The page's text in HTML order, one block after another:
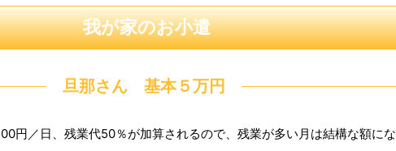
我が家のお小遣
旦那さん 基本５万円
円／日、残業代50％が加算されるので、残業が多い月は結構な額にな